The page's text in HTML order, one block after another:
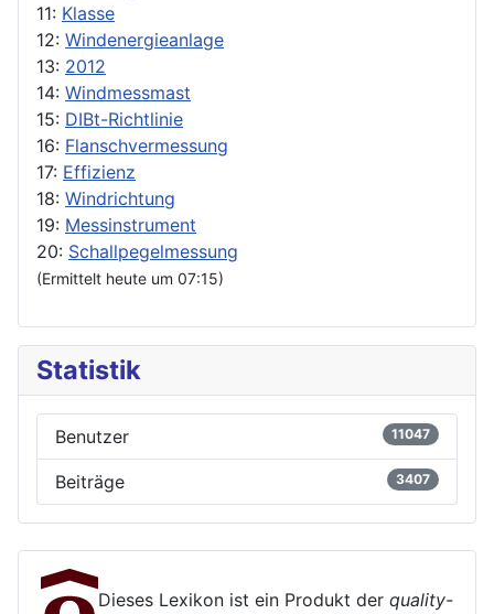
11: Klasse
12: Windenergieanlage
13: 2012
14: Windmessmast
15: DIBt-Richtlinie
16: Flanschvermessung
17: Effizienz
18: Windrichtung
19: Messinstrument
20: Schallpegelmessung
(Ermittelt heute um 07:15)
Statistik
Benutzer 11047
Beiträge 3407
Dieses Lexikon ist ein Produkt der quality-